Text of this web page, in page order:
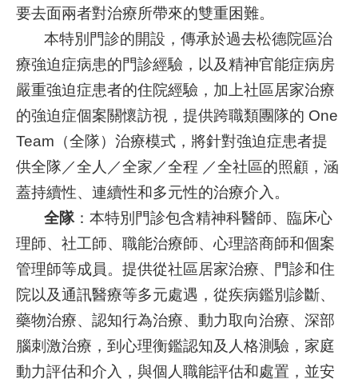
研
網
站
覽
回
頁
台
北
卡-
健
康
服
務
陳
要去面兩者對治療所帶來的雙重困難。
本特別門診的開設，傳承於過去松德院區治
療強迫症病患的門診經驗，以及精神官能症病房
嚴重強迫症患者的住院經驗，加上社區居家治療
的強迫症個案關懷訪視，提供跨職類團隊的 One
Team（全隊）治療模式，將針對強迫症患者提
供全隊／全人／全家／全程 ／全社區的照顧，涵
蓋持續性、連續性和多元性的治療介入。
全隊：本特別門診包含精神科醫師、臨床心
理師、社工師、職能治療師、心理諮商師和個案
管理師等成員。提供從社區居家治療、門診和住
院以及通訊醫療等多元處遇，從疾病鑑別診斷、
藥物治療、認知行為治療、動力取向治療、深部
腦刺激治療，到心理衡鑑認知及人格測驗，家庭
動力評估和介入，與個人職能評估和處置，並安